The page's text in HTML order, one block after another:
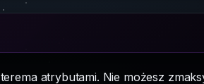
atrybutami. Nie możesz